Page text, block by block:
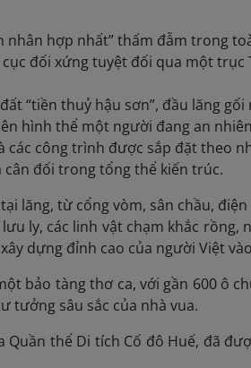
nhân hợp nhất” thấm đẫm trong
đối xứng tuyệt đối qua một trục
“tiền thuỷ hậu sơn”, đầu lăng gối
hình thể một người đang an
các công trình được sắp đặt theo
cân đối trong tổng thể kiến trúc.
lăng, từ cổng vòm, sân chầu,
ly, các linh vật chạm khắc rồng,
dựng đỉnh cao của người Việt
bảo tàng thơ ca, với gần 600 ô
tưởng sâu sắc của nhà vua.
thể Di tích Cố đô Huế, đã